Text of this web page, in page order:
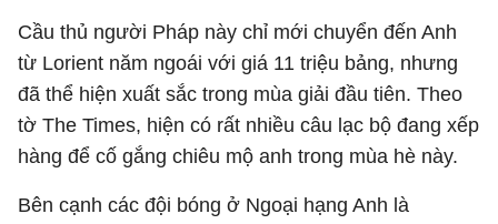
Cầu thủ người Pháp này chỉ mới chuyển đến Anh
từ Lorient năm ngoái với giá 11 triệu bảng, nhưng
đã thể hiện xuất sắc trong mùa giải đầu tiên. Theo
tờ The Times, hiện có rất nhiều câu lạc bộ đang xếp
hàng để cố gắng chiêu mộ anh trong mùa hè này.
Bên cạnh các đội bóng ở Ngoại hạng Anh là